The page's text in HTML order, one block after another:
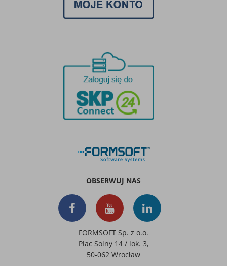
OBSERWUJ NAS
FORMSOFT Sp. z o.o.
Plac Solny 14 / lok. 3,
50-062 Wrocław